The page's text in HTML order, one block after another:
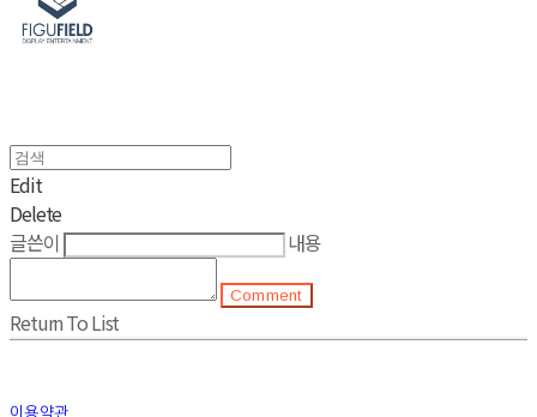
Edit
Delete
글쓴이
내용
Comment
Return To List
이용약관